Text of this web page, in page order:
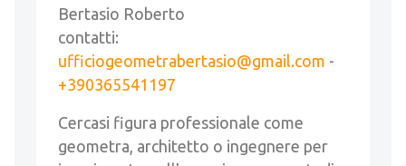
Bertasio Roberto
contatti:
ufficiogeometrabertasio@gmail.com -
+390365541197
Cercasi figura professionale come
geometra, architetto o ingegnere per